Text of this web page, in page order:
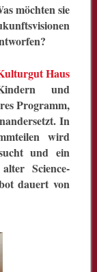
möchten sie
Haus
und
Programm,
In
wird
und ein
Science-
dauert von